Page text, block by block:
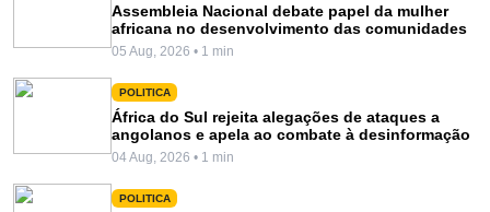
Assembleia Nacional debate papel da mulher
africana no desenvolvimento das comunidades
05 Aug, 2026 • 1 min
POLITICA
África do Sul rejeita alegações de ataques a
angolanos e apela ao combate à desinformação
04 Aug, 2026 • 1 min
POLITICA